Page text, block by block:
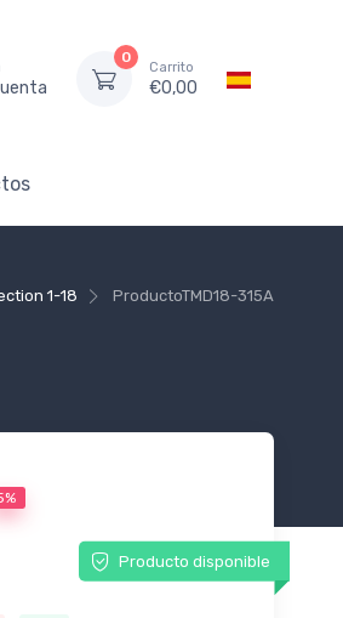
0
Carrito
€0,00
1-18 ProductoTMD18-315A
Producto disponible